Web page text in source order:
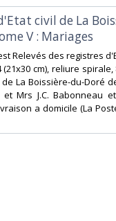
civil de La
V : Mariages‎
Relevés des registres
cm), reliure
La Boissière-du-Doré
Mrs J.C. Babonneau
a domicile (La